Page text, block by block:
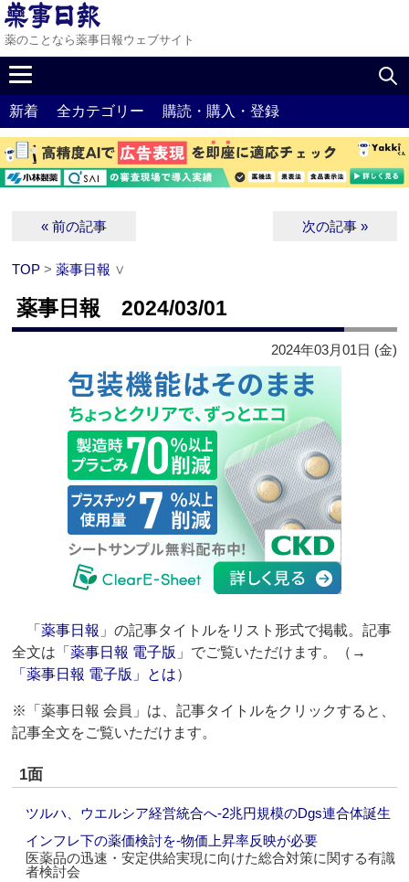
薬のことなら薬事日報ウェブサイト
新着 全カテゴリー 購読・購入・登録
« 前の記事 次の記事 »
TOP >薬事日報 ∨
薬事日報 2024/03/01
2024年03月01日 (金)
「薬事日報 」の記事タイトルをリスト形式で掲載。記事
全文は「薬事日報 電子版 」でご覧いただけます。（→
「薬事日報 電子版」とは）
※「薬事日報 会員」は、記事タイトルをクリックすると、
記事全文をご覧いただけます。
1面
ツルハ、ウエルシア経営統合へ‐2兆円規模のDgs連合体誕生
インフレ下の薬価検討を‐物価上昇率反映が必要
医薬品の迅速・安定供給実現に向けた総合対策に関する有識
者検討会